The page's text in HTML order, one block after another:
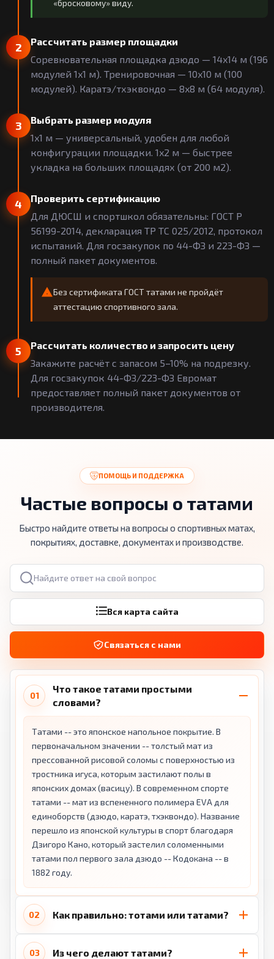
«бросковому» виду.
2
Рассчитать размер площадки
Соревновательная площадка дзюдо — 14x14 м (196
модулей 1x1 м). Тренировочная — 10x10 м (100
модулей). Каратэ/тхэквондо — 8x8 м (64 модуля).
3
Выбрать размер модуля
1x1 м — универсальный, удобен для любой
конфигурации площадки. 1x2 м — быстрее
укладка на больших площадях (от 200 м2).
4
Проверить сертификацию
Для ДЮСШ и спортшкол обязательны: ГОСТ Р
56199-2014, декларация ТР ТС 025/2012, протокол
испытаний. Для госзакупок по 44-ФЗ и 223-ФЗ —
полный пакет документов.
Без сертификата ГОСТ татами не пройдёт
аттестацию спортивного зала.
5
Рассчитать количество и запросить цену
Закажите расчёт с запасом 5–10% на подрезку.
Для госзакупок 44-ФЗ/223-ФЗ Евромат
предоставляет полный пакет документов от
производителя.
ПОМОЩЬ И ПОДДЕРЖКА
Частые вопросы о татами
Быстро найдите ответы на вопросы о спортивных матах,
покрытиях, доставке, документах и производстве.
Поиск по вопросам
Вся карта сайта
Связаться с нами
01
Что такое татами простыми
словами?
Татами -- это японское напольное покрытие. В
первоначальном значении -- толстый мат из
прессованной рисовой соломы с поверхностью из
тростника игуса, которым застилают полы в
японских домах (васицу). В современном спорте
татами -- мат из вспененного полимера EVA для
единоборств (дзюдо, каратэ, тхэквондо). Название
перешло из японской культуры в спорт благодаря
Дзигоро Кано, который застелил соломенными
татами пол первого зала дзюдо -- Кодокана -- в
1882 году.
02 Как правильно: тотами или татами?
03 Из чего делают татами?